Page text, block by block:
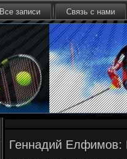
Все записи Связь с нами
Геннадий Елфимов: